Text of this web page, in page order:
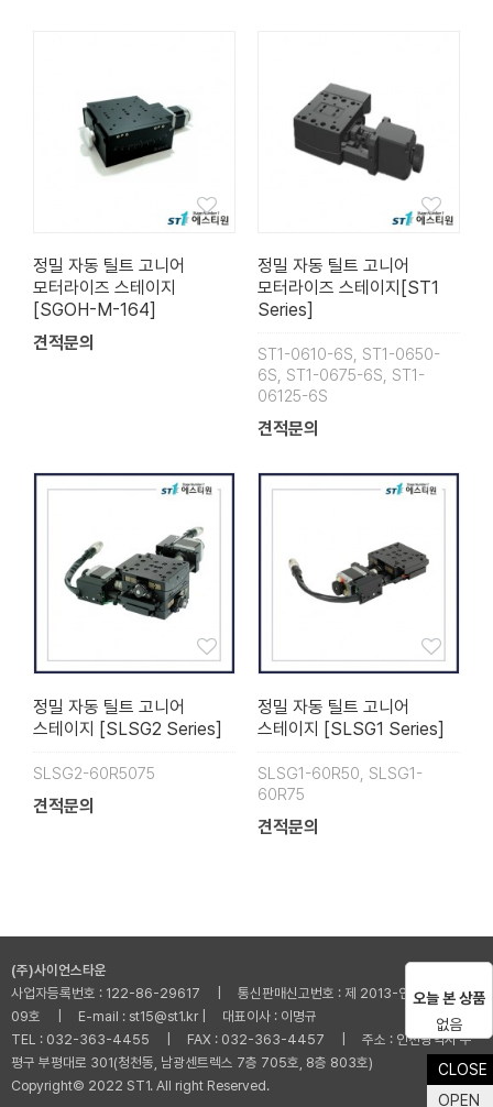
정밀 자동 틸트 고니어
모터라이즈 스테이지
[SGOH-M-164]
견적문의
정밀 자동 틸트 고니어
모터라이즈 스테이지[ST1
Series]
ST1-0610-6S, ST1-0650-
6S, ST1-0675-6S, ST1-
06125-6S
견적문의
정밀 자동 틸트 고니어
스테이지 [SLSG2 Series]
SLSG2-60R5075
견적문의
정밀 자동 틸트 고니어
스테이지 [SLSG1 Series]
SLSG1-60R50, SLSG1-
60R75
견적문의
(주)사이언스타운
사업자등록번호 : 122-86-29617 | 통신판매신고번호 : 제 2013-인천부평-001
09호 | E-mail : st15@st1.kr | 대표이사 : 이명규
TEL : 032-363-4455 | FAX : 032-363-4457 | 주소 : 인천광역시 부
평구 부평대로 301(청천동, 남광센트렉스 7층 705호, 8층 803호)
Copyright© 2022 ST1. All right Reserved.
CLOSE
OPEN
오늘 본 상품
없음